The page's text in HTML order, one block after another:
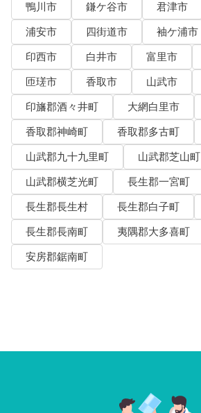
鴨川市
鎌ケ谷市 君津市
浦安市
四街道市 袖ケ浦市
印西市
白井市 富里市
匝瑳市
香取市 山武市
印旛郡酒々井町
大網白里市
香取郡神崎町
香取郡多古町
山武郡九十九里町
山武郡芝山町
山武郡横芝光町
長生郡一宮町
長生郡長生村
長生郡白子町
長生郡長南町
夷隅郡大多喜町
安房郡鋸南町